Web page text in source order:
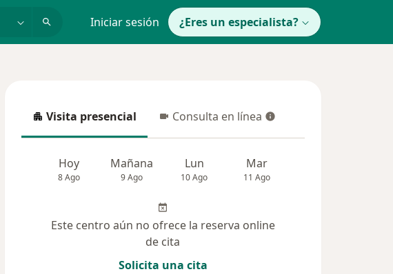
Iniciar sesión ¿Eres un especialista?
Visita presencial
Visita presencial Consulta en línea
Consulta en línea
Hoy
8 Ago
Mañana
9 Ago
Lun
10 Ago
Mar
11 Ago
Este centro aún no ofrece la reserva online
de cita
Solicita una cita